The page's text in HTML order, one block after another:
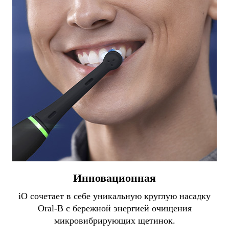
Инновационная
iO сочетает в себе уникальную круглую насадку
Oral-B с бережной энергией очищения
микровибрирующих щетинок.